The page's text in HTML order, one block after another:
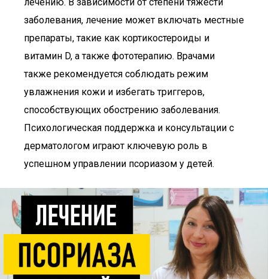
заболевания, лечение может включать местные
препараты, такие как кортикостероиды и
витамин D, а также фототерапию. Врачами
также рекомендуется соблюдать режим
увлажнения кожи и избегать триггеров,
способствующих обострению заболевания.
Психологическая поддержка и консультации с
дерматологом играют ключевую роль в
успешном управлении псориазом у детей.